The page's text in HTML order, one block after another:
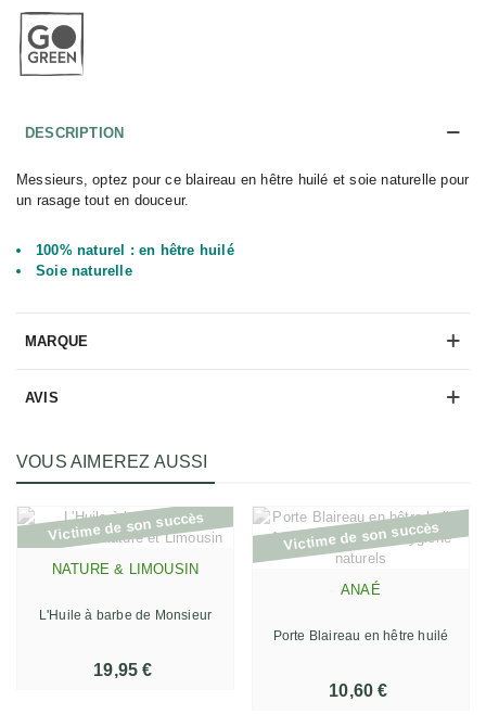
DESCRIPTION
Messieurs, optez pour ce blaireau en hêtre huilé et soie naturelle pour
un rasage tout en douceur.
100% naturel : en hêtre huilé
Soie naturelle
MARQUE
AVIS
VOUS AIMEREZ AUSSI
Victime de son succès
NATURE & LIMOUSIN
L'Huile à barbe de Monsieur
19,95 €
Victime de son succès
ANAÉ
Porte Blaireau en hêtre huilé
10,60 €